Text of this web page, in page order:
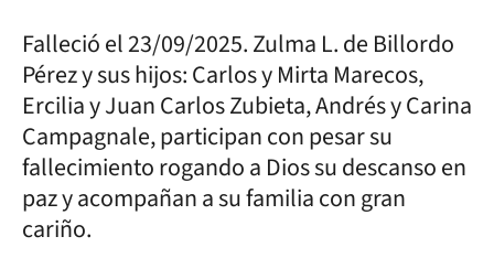
Falleció el 23/09/2025. Zulma L. de Billordo
Pérez y sus hijos: Carlos y Mirta Marecos,
Ercilia y Juan Carlos Zubieta, Andrés y Carina
Campagnale, participan con pesar su
fallecimiento rogando a Dios su descanso en
paz y acompañan a su familia con gran
cariño.